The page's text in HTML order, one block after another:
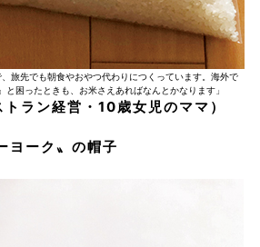
、旅先でも朝食やおやつ代わりにつくっています。海外で
と困ったときも、お米さえあればなんとかなります」
ラン経営・10歳女児のママ）
ヨーク〟の帽子